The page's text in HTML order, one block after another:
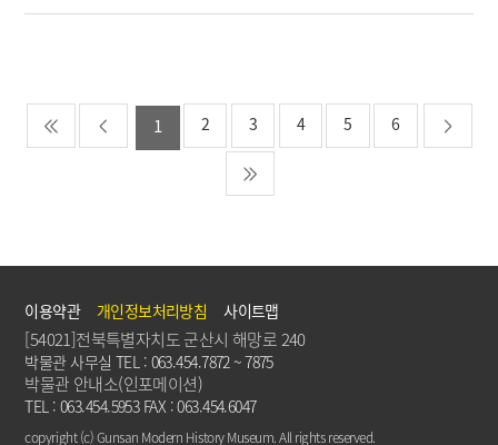
1 2 3 4 5 6
이용약관 개인정보처리방침 사이트맵
[54021]전북특별자치도 군산시 해망로 240
박물관 사무실 TEL : 063.454.7872 ~ 7875
박물관 안내소(인포메이션)
TEL : 063.454.5953 FAX : 063.454.6047
copyright (c) Gunsan Modern History Museum. All rights reserved.